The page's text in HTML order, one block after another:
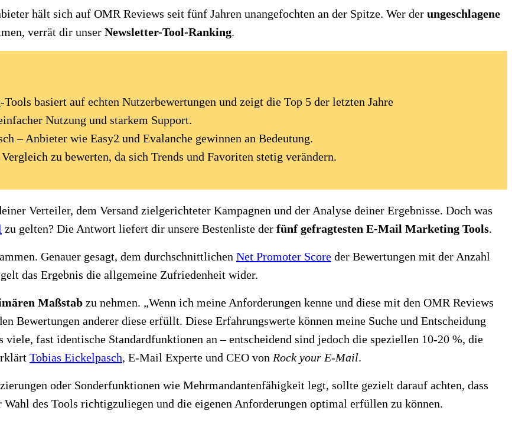
hält sich auf OMR Reviews seit fünf Jahren unangefochten an der Spitze. Wer der ungeschlagene
verrät dir unser Newsletter-Tool-Ranking.
basiert auf echten Nutzerbewertungen und zeigt die Top 5 der letzten Jahre
Nutzung und starkem Support.
– Anbieter wie Easy2 und Evalanche gewinnen an Bedeutung.
zu bewerten, da sich Trends und Favoriten stetig verändern.
Verteiler, dem Versand zielgerichteter Kampagnen und der Analyse deiner Ergebnisse. Doch was
zu gelten? Die Antwort liefert dir unsere Bestenliste der fünf gefragtesten E-Mail Marketing Tools.
Genauer gesagt, dem durchschnittlichen Net Promoter Score der Bewertungen mit der Anzahl
das Ergebnis die allgemeine Zufriedenheit wider.
Maßstab zu nehmen. „Wenn ich meine Anforderungen kenne und diese mit den OMR Reviews
Bewertungen anderer diese erfüllt. Diese Erfahrungswerte können meine Suche und Entscheidung
fast identische Standardfunktionen an – entscheidend sind jedoch die speziellen 10-20 %, die
Tobias Eickelpasch, E-Mail Experte und CEO von Rock your E-Mail.
oder Sonderfunktionen wie Mehrmandantenfähigkeit legt, sollte gezielt darauf achten, dass
des Tools richtigzuliegen und die eigenen Anforderungen optimal erfüllen zu können.